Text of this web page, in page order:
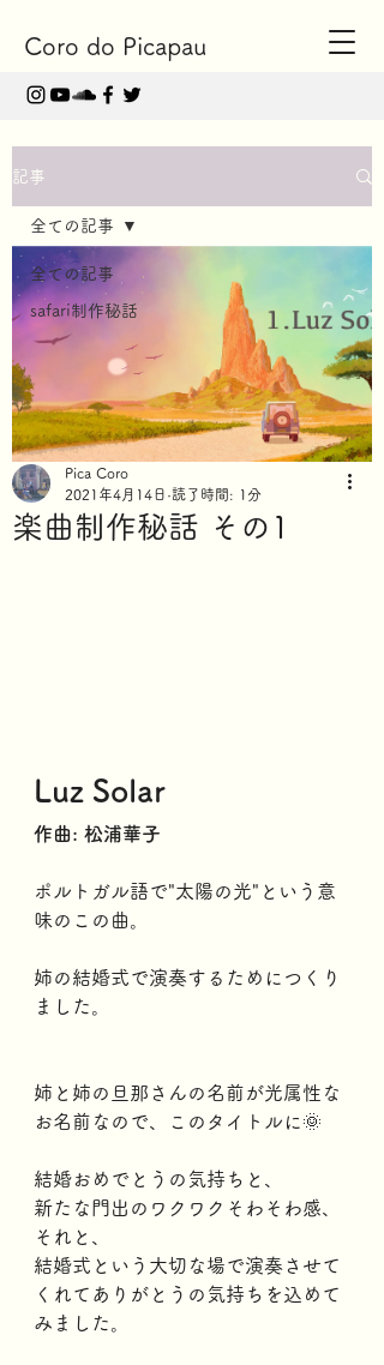
Coro do Picapau
記事
全ての記事
safari制作秘話
全ての記事
楽曲制作秘話 その1
Pica Coro
2021年4月14日 読了時間: 1分
Luz Solar
作曲: 松浦華子
ポルトガル語で"太陽の光"という意
味のこの曲。
姉の結婚式で演奏するためにつくり
ました。
姉と姉の旦那さんの名前が光属性な
お名前なので、このタイトルに🌞
結婚おめでとうの気持ちと、
新たな門出のワクワクそわそわ感、
それと、
結婚式という大切な場で演奏させて
くれてありがとうの気持ちを込めて
みました。